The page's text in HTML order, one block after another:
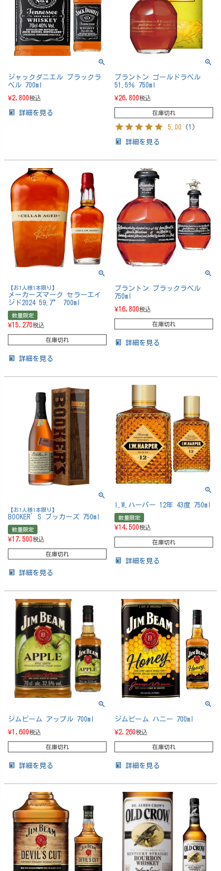
ジャックダニエル ブラックラ
ベル 700ml
¥2,800税込
詳細を見る
ブラントン ゴールドラベル
51.5％ 750ml
¥26,800税込
在庫切れ
5.00 （ 1 ）
詳細を見る
【お1人様1本限り】
メーカーズマーク セラーエイ
ジド2024 59.7° 700ml
数量限定
¥15,270税込
在庫切れ
詳細を見る
ブラントン ブラックラベル
750ml
¥16,800税込
在庫切れ
詳細を見る
【お1人様1本限り】
BOOKER’S ブッカーズ 750ml
数量限定
¥17,500税込
在庫切れ
詳細を見る
I.W.ハーパー 12年 43度 750ml
数量限定
¥14,500税込
在庫切れ
詳細を見る
ジムビーム アップル 700ml
¥1,600税込
在庫切れ
詳細を見る
ジムビーム ハニー 700ml
¥2,260税込
在庫切れ
詳細を見る